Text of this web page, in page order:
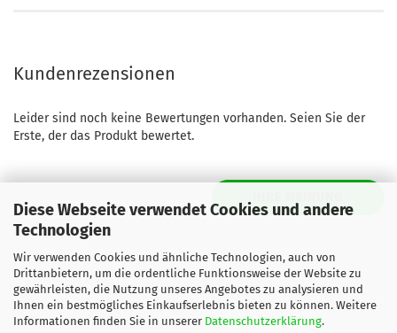
Diese Webseite verwendet Cookies und andere
Technologien
Wir verwenden Cookies und ähnliche Technologien, auch von
Drittanbietern, um die ordentliche Funktionsweise der Website zu
gewährleisten, die Nutzung unseres Angebotes zu analysieren und
Ihnen ein bestmögliches Einkaufserlebnis bieten zu können. Weitere
Informationen finden Sie in unserer Datenschutzerklärung.
Kundenrezensionen
Leider sind noch keine Bewertungen vorhanden. Seien Sie der
Erste, der das Produkt bewertet.